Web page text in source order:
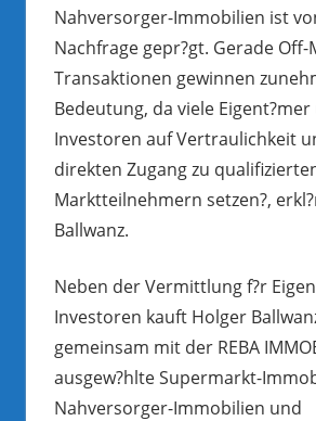
Nahversorger-Immobilien ist
Nachfrage gepr?gt. Gerade Off-
Transaktionen gewinnen
Bedeutung, da viele Eigent?mer
Investoren auf Vertraulichkeit
direkten Zugang zu
Marktteilnehmern setzen?,
Ballwanz.
Neben der Vermittlung f?r
Investoren kauft Holger
gemeinsam mit der REBA
ausgew?hlte Supermarkt-
Nahversorger-Immobilien und